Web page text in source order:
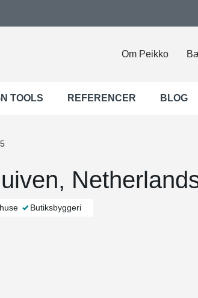
Om Peikko
TOOLS REFERENCER BLOG
Butiksbyggeri